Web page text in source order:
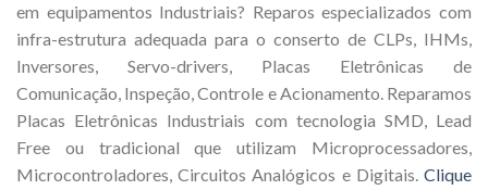
em equipamentos Industriais? Reparos especializados com
infra-estrutura adequada para o conserto de CLPs, IHMs,
Inversores, Servo-drivers, Placas Eletrônicas de
Comunicação, Inspeção, Controle e Acionamento. Reparamos
Placas Eletrônicas Industriais com tecnologia SMD, Lead
Free ou tradicional que utilizam Microprocessadores,
Microcontroladores, Circuitos Analógicos e Digitais. Clique